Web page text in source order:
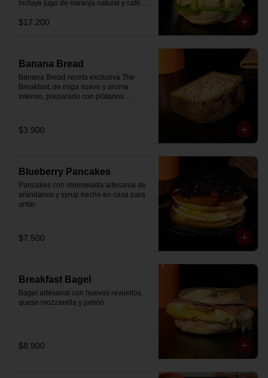
incluye jugo de naranja natural y café o
$17.200
Banana Bread
Banana Bread receta exclusiva The
Breakfast, de miga suave y aroma
intenso, preparado con plátanos
$3.900
Blueberry Pancakes
Pancakes con mermelada artesanal de
arándanos y syrup hecho en casa para
untar.
$7.500
Breakfast Bagel
Bagel artesanal con huevos revueltos,
queso mozzarella y jamón.
$8.900